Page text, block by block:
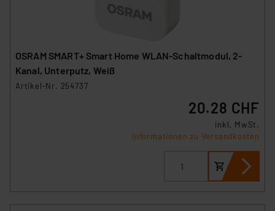
führen, dass die Einstellungen nicht längerfristig
gespeichert werden und dieses Banner erneut
„Einige Drittanbieter verarbeiten personenbezogene
Daten in den USA. Ihre Einwilligung zur Einbindung von
Cookies dieser Drittanbieter umfasst daher ggf. auch
die Verarbeitung Ihrer Daten in den USA gemäß Art. 49
(1) lit. a DSGVO. Nähere Infos zu diesen Drittanbietern
und zu der jeweiligen Datenübermittlung erhalten Sie in
der Datenschutzerklärung. Für die USA besteht kein
Angemessenheitsbeschluss der EU. Dies bedeutet,
OSRAM SMART+ Smart Home WLAN-Schaltmodul, 2-
Kanal, Unterputz, Weiß
Artikel-Nr. 254737
20.28 CHF
inkl. MwSt.
Informationen zu Versandkosten